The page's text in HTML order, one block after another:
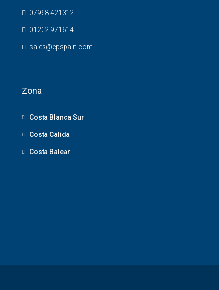
07968 421312
01202 971614
sales@epspain.com
Zona
Costa Blanca Sur
Costa Calida
Costa Balear